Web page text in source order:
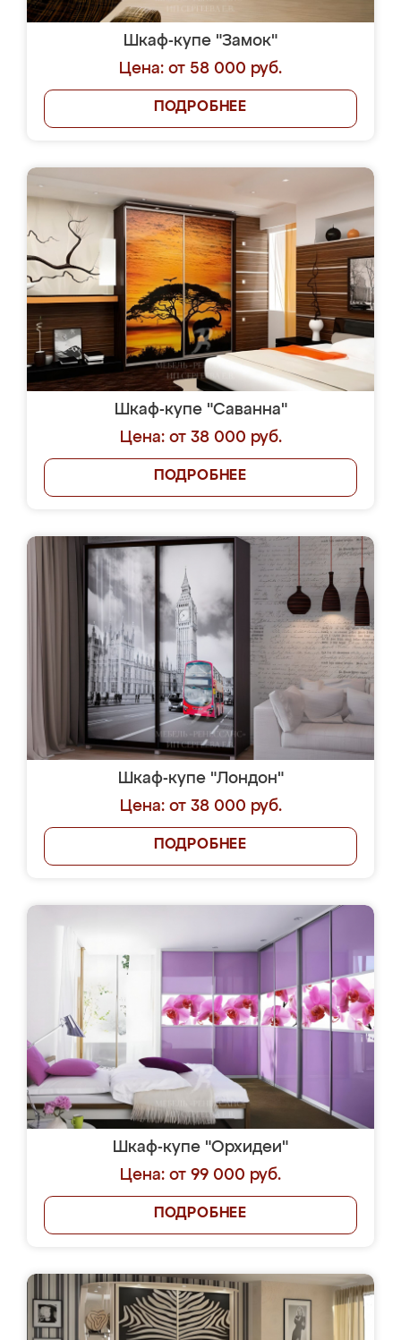
Шкаф-купе "Замок"
Цена: от 58 000 руб.
ПОДРОБНЕЕ
Шкаф-купе "Саванна"
Цена: от 38 000 руб.
ПОДРОБНЕЕ
Шкаф-купе "Лондон"
Цена: от 38 000 руб.
ПОДРОБНЕЕ
Шкаф-купе "Орхидеи"
Цена: от 99 000 руб.
ПОДРОБНЕЕ